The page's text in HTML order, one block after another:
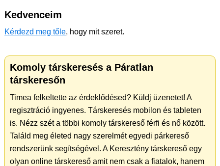
Kedvenceim
Kérdezd meg tőle, hogy mit szeret.
Komoly társkeresés a Páratlan
társkeresőn
Timea felkeltette az érdeklődésed? Küldj üzenetet! A
regisztráció ingyenes. Társkeresés mobilon és tableten
is. Nézz szét a többi komoly társkereső férfi és nő között.
Találd meg életed nagy szerelmét egyedi párkereső
rendszerünk segítségével. A Keresztény társkereső egy
olyan online társkereső amit nem csak a fiatalok, hanem